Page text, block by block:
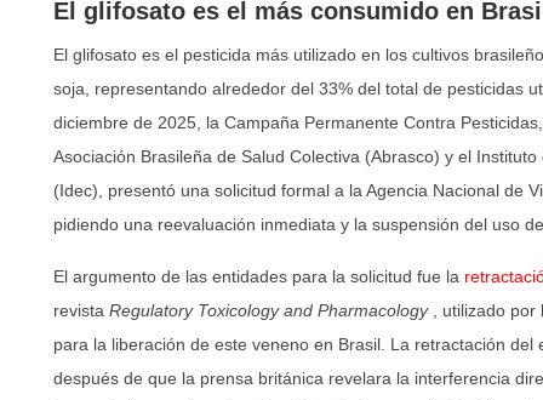
El glifosato es el más consumido en
El glifosato es el pesticida más utilizado en los cultivos
soja, representando alrededor del 33% del total de pesticidas
diciembre de 2025, la Campaña Permanente Contra
Asociación Brasileña de Salud Colectiva (Abrasco) y el
(Idec), presentó una solicitud formal a la Agencia Nacional de
pidiendo una reevaluación inmediata y la suspensión del uso
El argumento de las entidades para la solicitud fue la
revista Regulatory Toxicology and Pharmacology, utilizado por
para la liberación de este veneno en Brasil. La retractación del
después de que la prensa británica revelara la interferencia